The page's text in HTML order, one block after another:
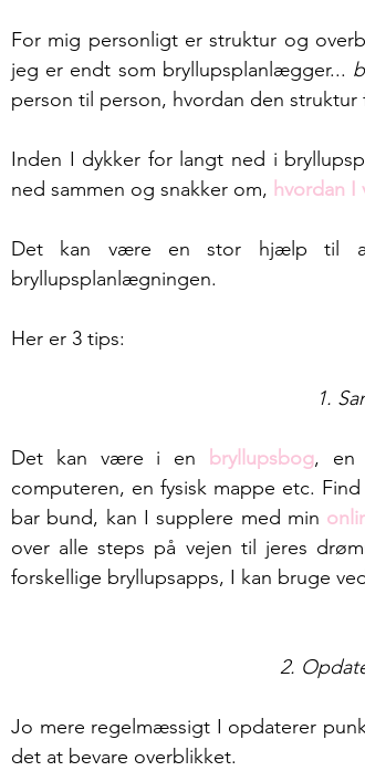
For mig personligt er struktur og
jeg er endt som bryllupsplanlægger...
person til person, hvordan den struktur
Inden I dykker for langt ned i
ned sammen og snakker om, hvordan
Det kan være en stor hjælp til
bryllupsplanlægningen.
Her er 3 tips:
1.
Det kan være i en bryllupsbog, en
computeren, en fysisk mappe etc.
bar bund, kan I supplere med min
over alle steps på vejen til jeres
forskellige bryllupsapps, I kan bruge
2.
Jo mere regelmæssigt I opdaterer
det at bevare overblikket.